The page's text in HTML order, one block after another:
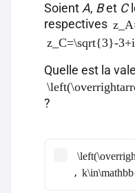
Soient A, Bet C
respectives
z_C=\sqrt{3}-3+i
Quelle est la
?
,